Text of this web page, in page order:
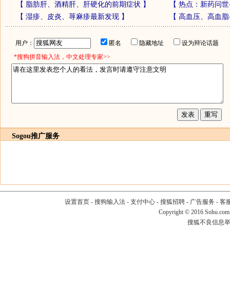
【 脂肪肝、酒精肝、肝硬化的前期症状 】 【 热点：新药问
【 湿疹、皮炎、荨麻疹最新发现】 【 高血压、高血
用户： 匿名 隐藏地址
设为辩论话题
*搜狗拼音输入法，中文处理专家>>
Sogou推广服务
设置首页- 搜狗输入法- 支付中心- 搜狐招聘- 广告服务 - 客
Copyright © 2016
搜狐不良信息